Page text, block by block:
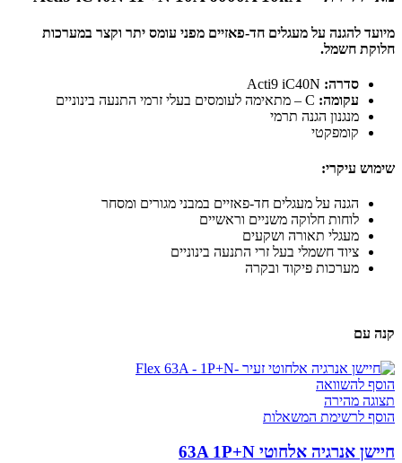
מיועד להגנה על מעגלים חד-פאזיים מפני עומס יתר וקצר במערכות
חלוקת חשמל.
סדרה:
עקומה:
מנגנון הגנה תרמי
קומפקטי
שימוש עיקרי:
הגנה על מעגלים חד-פאזיים במבני מגורים ומסחר
לוחות חלוקה משניים וראשיים
מעגלי תאורה ושקעים
ציוד חשמלי בעל זרי התנעה בינוניים
מערכות פיקוד ובקרה
קנה עם
הוסף להשוואה
תצוגה מהירה
הוסף לרשימת המשאלות
חיישן אנרגיה אלחוטי 63A 1P+N